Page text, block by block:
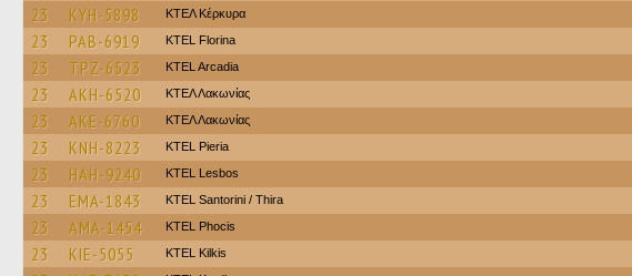
23 KYH-5898 ΚΤΕΛ Κέρκυρα
23 PAB-6919 KTEL Florina
23 TPZ-6523 KTEL Arcadia
23 AKH-6520 ΚΤΕΛ Λακωνίας
23 AKE-6760 ΚΤΕΛ Λακωνίας
23 KNH-8223 KTEL Pieria
23 HAH-9240 KTEL Lesbos
23 EMA-1843 KTEL Santorini / Thira
23 AMA-1454 ΚΤΕL Phocis
23 KIE-5055 KTEL Kilkis